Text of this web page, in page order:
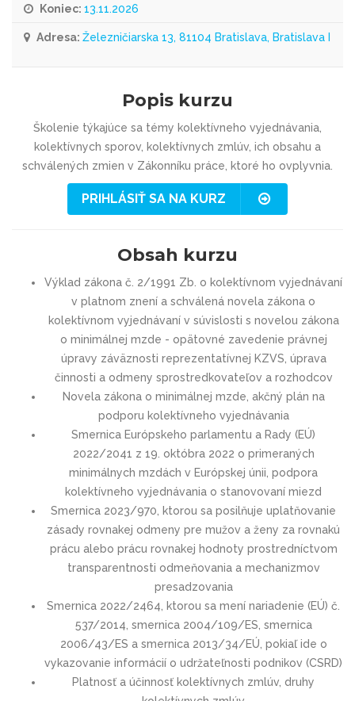
Koniec: 13.11.2026
Adresa: Železničiarska 13, 81104 Bratislava, Bratislava I
Popis kurzu
Školenie týkajúce sa témy kolektívneho vyjednávania,
kolektívnych sporov, kolektívnych zmlúv, ich obsahu a
schválených zmien v Zákonníku práce, ktoré ho ovplyvnia.
PRIHLÁSIŤ SA NA KURZ
Obsah kurzu
Výklad zákona č. 2/1991 Zb. o kolektívnom vyjednávaní
v platnom znení a schválená novela zákona o
kolektívnom vyjednávaní v súvislosti s novelou zákona
o minimálnej mzde - opätovné zavedenie právnej
úpravy záväznosti reprezentatívnej KZVS, úprava
činnosti a odmeny sprostredkovateľov a rozhodcov
Novela zákona o minimálnej mzde, akčný plán na
podporu kolektívneho vyjednávania
Smernica Európskeho parlamentu a Rady (EÚ)
2022/2041 z 19. októbra 2022 o primeraných
minimálnych mzdách v Európskej únii, podpora
kolektívneho vyjednávania o stanovovaní miezd
Smernica 2023/970, ktorou sa posilňuje uplatňovanie
zásady rovnakej odmeny pre mužov a ženy za rovnakú
prácu alebo prácu rovnakej hodnoty prostredníctvom
transparentnosti odmeňovania a mechanizmov
presadzovania
Smernica 2022/2464, ktorou sa mení nariadenie (EÚ) č.
537/2014, smernica 2004/109/ES, smernica
2006/43/ES a smernica 2013/34/EÚ, pokiaľ ide o
vykazovanie informácií o udržateľnosti podnikov (CSRD)
Platnosť a účinnosť kolektívnych zmlúv, druhy